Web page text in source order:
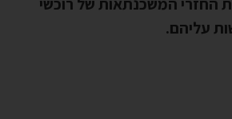
עליהם.